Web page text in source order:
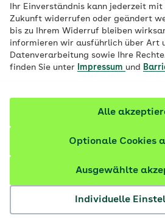
Ihr Einverständnis kann jederzeit
Zukunft widerrufen oder geändert
bis zu Ihrem Widerruf bleiben
informieren wir ausführlich über Art
Datenverarbeitung sowie Ihre
finden Sie unter
Impressum und
Individuelle
Ausgewählte
Optionale Cookies
Alle
Schwangerschaft zu